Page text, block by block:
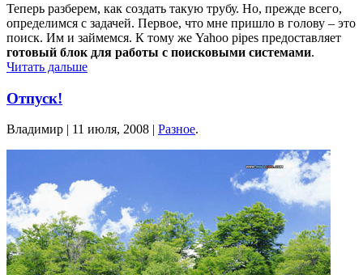
Теперь разберем, как создать такую трубу. Но, прежде всего,
определимся с задачей. Первое, что мне пришло в голову – это
поиск. Им и займемся. К тому же Yahoo pipes предоставляет
готовый блок для работы с поисковыми системами.
Читать дальше
Отпуск!
Владимир | 11 июля, 2008 | Разное.